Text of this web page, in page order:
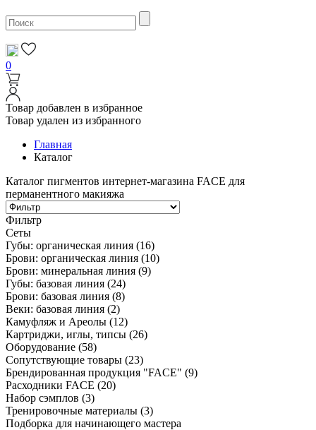
0
Товар добавлен в избранное
Товар удален из избранного
Главная
Каталог
Каталог пигментов интернет-магазина FACE для
перманентного макияжа
Фильтр
Сеты
Губы: органическая линия (16)
Брови: органическая линия (10)
Брови: минеральная линия (9)
Губы: базовая линия (24)
Брови: базовая линия (8)
Веки: базовая линия (2)
Камуфляж и Ареолы (12)
Картриджи, иглы, типсы (26)
Оборудование (58)
Сопутствующие товары (23)
Брендированная продукция "FACE" (9)
Расходники FACE (20)
Набор сэмплов (3)
Тренировочные материалы (3)
Подборка для начинающего мастера